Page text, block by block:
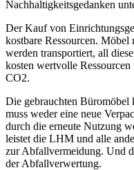
Nachhaltigkeitsgedanken
Der Kauf von
kostbare Ressourcen. Möbel
werden transportiert, all
kosten wertvolle
CO2.
Die gebrauchten Büromöbel
muss weder eine neue
durch die erneute Nutzung
leistet die LHM und alle
zur Abfallvermeidung. Und
der Abfallverwertung.